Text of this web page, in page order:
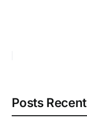
Eventos e
Posts